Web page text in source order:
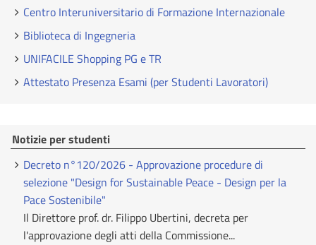
Centro Interuniversitario di Formazione Internazionale
Biblioteca di Ingegneria
UNIFACILE Shopping PG e TR
Attestato Presenza Esami (per Studenti Lavoratori)
Notizie per studenti
Decreto n°120/2026 - Approvazione procedure di
selezione "Design for Sustainable Peace - Design per la
Pace Sostenibile"
Il Direttore prof. dr. Filippo Ubertini, decreta per
l'approvazione degli atti della Commissione...